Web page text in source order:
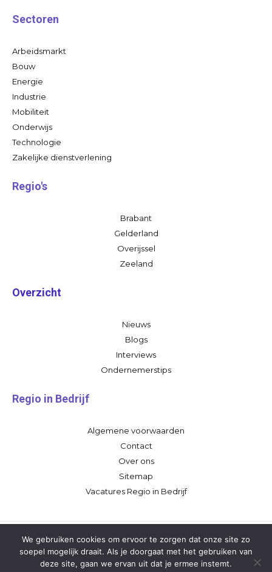
Sectoren
Arbeidsmarkt
Bouw
Energie
Industrie
Mobiliteit
Onderwijs
Technologie
Zakelijke dienstverlening
Regio's
Brabant
Gelderland
Overijssel
Zeeland
Overzicht
Nieuws
Blogs
Interviews
Ondernemerstips
Regio in Bedrijf
Algemene voorwaarden
Contact
Over ons
Sitemap
Vacatures Regio in Bedrijf
We gebruiken cookies om ervoor te zorgen dat onze site zo
soepel mogelijk draait. Als je doorgaat met het gebruiken van
deze site, gaan we ervan uit dat je ermee instemt.